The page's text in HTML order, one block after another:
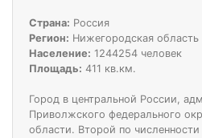
Страна: Россия
Регион: Нижегородская область
Население: 1244254 человек
Площадь: 411 кв.км.
Город в центральной России,
Приволжского федерального
области. Второй по